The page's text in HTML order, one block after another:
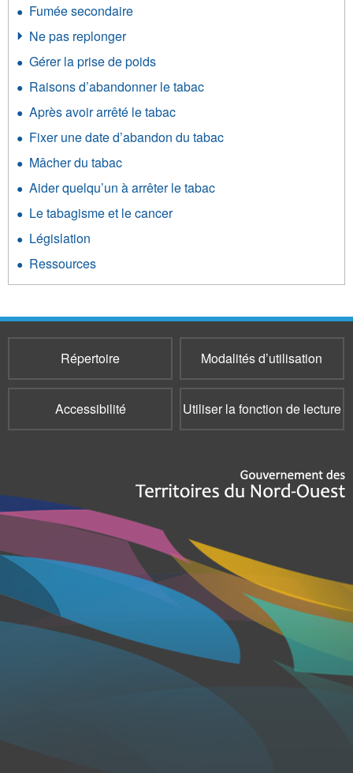
Fumée secondaire
Ne pas replonger
Gérer la prise de poids
Raisons d’abandonner le tabac
Après avoir arrêté le tabac
Fixer une date d’abandon du tabac
Mâcher du tabac
Aider quelqu’un à arrêter le tabac
Le tabagisme et le cancer
Législation
Ressources
Répertoire Modalités d’utilisation
Accessibilité Utiliser la fonction de lecture